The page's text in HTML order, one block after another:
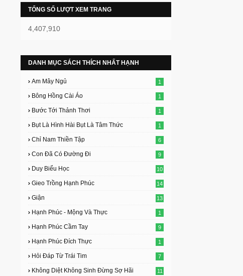
TỔNG SỐ LƯỢT XEM TRANG
4,407,910
DANH MỤC SÁCH THÍCH NHẤT HẠNH
Am Mây Ngủ 1
Bông Hồng Cài Áo 1
Bước Tới Thảnh Thơi 1
Bụt Là Hình Hài Bụt Là Tâm Thức 1
Chỉ Nam Thiền Tập 6
Con Đã Có Đường Đi 9
Duy Biểu Học 10
Gieo Trồng Hạnh Phúc 14
Giận 13
Hạnh Phúc - Mộng Và Thực 1
Hạnh Phúc Cầm Tay 9
Hạnh Phúc Đích Thực 1
Hỏi Đáp Từ Trái Tim 7
Không Diệt Không Sinh Đừng Sợ Hãi 11